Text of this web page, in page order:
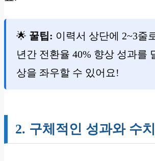
🌟 꿀팁: 이력서 상단에 2~3줄
년간 전환율 40% 향상 성과를
상을 좌우할 수 있어요!
2. 구체적인 성과와 수